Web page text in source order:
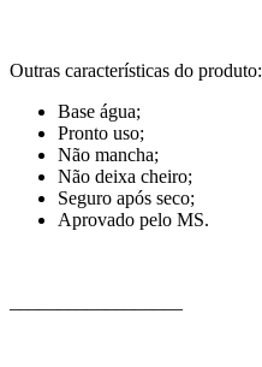
Outras características do produto:
Base água;
Pronto uso;
Não mancha;
Não deixa cheiro;
Seguro após seco;
Aprovado pelo MS.